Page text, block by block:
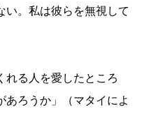
い。私は彼らを無視して
れる人を愛したところ
あろうか」（マタイによ